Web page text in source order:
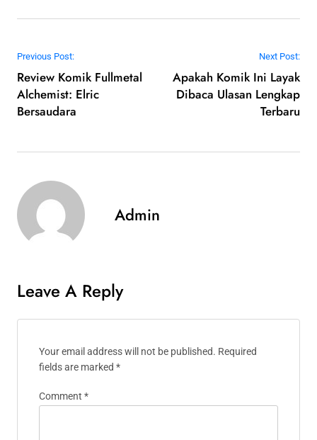
Post navigation
Previous Post:
Review Komik Fullmetal
Alchemist: Elric
Bersaudara
Next Post:
Apakah Komik Ini Layak
Dibaca Ulasan Lengkap
Terbaru
Admin
Leave A Reply
Your email address will not be published. Required
fields are marked *
Comment *